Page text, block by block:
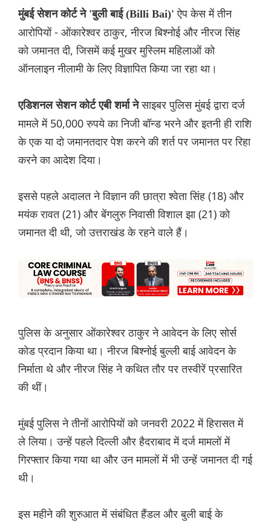
मुंबई सेशन कोर्ट ने 'बुली बाई (Billi Bai)' ऐप केस में तीन
आरोपियों - ओंकारेश्वर ठाकुर, नीरज बिश्नोई और नीरज सिंह
को जमानत दी, जिसमें कई मुखर मुस्लिम महिलाओं को
ऑनलाइन नीलामी के लिए विज्ञापित किया जा रहा था।
एडिशनल सेशन कोर्ट एबी शर्मा नेसाइबर पुलिस मुंबई द्वारा दर्ज
मामले में 50,000 रुपये का निजी बॉन्ड भरने और इतनी ही राशि
के एक या दो जमानतदार पेश करने की शर्त पर जमानत पर रिहा
करने का आदेश दिया।
इससे पहले अदालत ने विज्ञान की छात्रा श्वेता सिंह (18) और
मयंक रावत (21) और बेंगलुरु निवासी विशाल झा (21) को
जमानत दी थी, जो उत्तराखंड के रहने वाले हैं।
पुलिस के अनुसार ओंकारेश्वर ठाकुर ने आवेदन के लिए सोर्स
कोड प्रदान किया था। नीरज बिश्नोई बुल्ली बाई आवेदन के
निर्माता थे और नीरज सिंह ने कथित तौर पर तस्वीरें प्रसारित
की थीं।
मुंबई पुलिस ने तीनों आरोपियों को जनवरी 2022 में हिरासत में
ले लिया। उन्हें पहले दिल्ली और हैदराबाद में दर्ज मामलों में
गिरफ्तार किया गया था और उन मामलों में भी उन्हें जमानत दी गई
थी।
इस महीने की शुरुआत में संबंधित हैंडल और बुली बाई के